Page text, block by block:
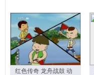
红色传奇 龙舟战鼓 动